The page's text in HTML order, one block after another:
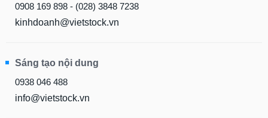
0908 169 898 - (028) 3848 7238
kinhdoanh@vietstock.vn
Sáng tạo nội dung
0938 046 488
info@vietstock.vn